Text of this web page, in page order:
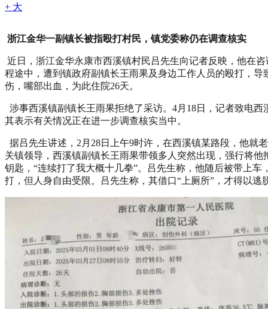
+ 大
浙江金华一副镇长被指殴打村民，镇党委称仍在调查核实
近日，浙江金华永康市西溪镇村民吕先生向记者反映，他在
程途中，遭到镇政府副镇长王雨果及身边工作人员的殴打，导
伤，嘴部出血，为此住院26天。
涉事西溪镇副镇长王雨果拒绝了采访。4月18日，记者致电西
其表示有关情况正在进一步调查核实当中。
据吕先生讲述，2月28日上午9时许，在西溪镇某路段，他就
关镇领导，西溪镇副镇长王雨果带领多人突然出现，强行将他
钥匙，“连续打了我大概十几拳”。吕先生称，他随后被带上车
打，但人身自由受限。吕先生称，其借口“上厕所”，才得以逃